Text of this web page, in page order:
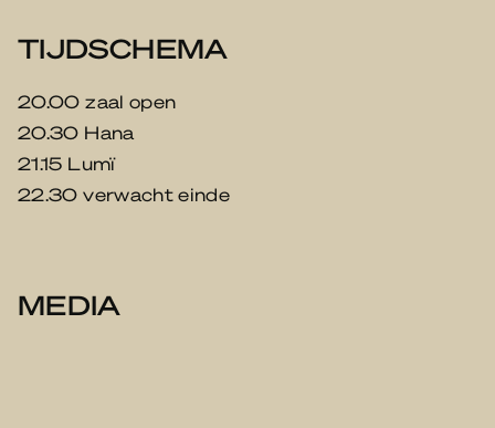
TIJDSCHEMA
20.00 zaal open
20.30 Hana
21.15 Lumï
22.30 verwacht einde
MEDIA